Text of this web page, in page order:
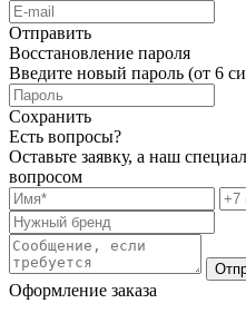
Отправить
Восстановление пароля
Введите новый пароль (от 6
Сохранить
Есть вопросы?
Оставьте заявку, а наш
вопросом
Оформление заказа